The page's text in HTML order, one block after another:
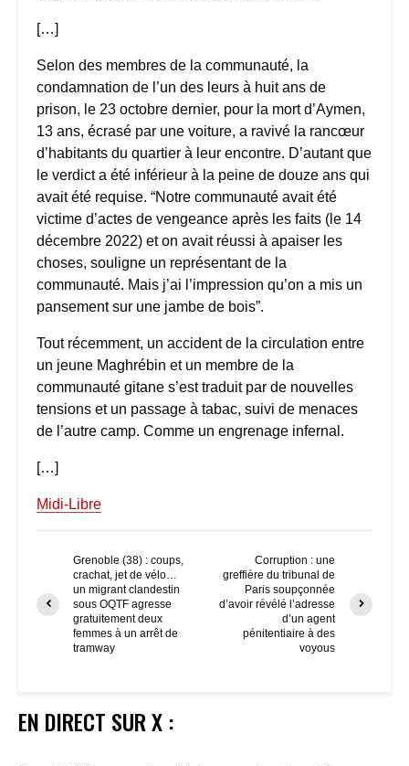
[…]
Selon des membres de la communauté, la
condamnation de l’un des leurs à huit ans de
prison, le 23 octobre dernier, pour la mort d’Aymen,
13 ans, écrasé par une voiture, a ravivé la rancœur
d’habitants du quartier à leur encontre. D’autant que
le verdict a été inférieur à la peine de douze ans qui
avait été requise. “Notre communauté avait été
victime d’actes de vengeance après les faits (le 14
décembre 2022) et on avait réussi à apaiser les
choses, souligne un représentant de la
communauté. Mais j’ai l’impression qu’on a mis un
pansement sur une jambe de bois”.
Tout récemment, un accident de la circulation entre
un jeune Maghrébin et un membre de la
communauté gitane s’est traduit par de nouvelles
tensions et un passage à tabac, suivi de menaces
de l’autre camp. Comme un engrenage infernal.
[…]
Midi-Libre
Grenoble (38) : coups,
crachat, jet de vélo…
un migrant clandestin
sous OQTF agresse
gratuitement deux
femmes à un arrêt de
tramway
Corruption : une
greffière du tribunal de
Paris soupçonnée
d’avoir révélé l’adresse
d’un agent
pénitentiaire à des
voyous
EN DIRECT SUR X :